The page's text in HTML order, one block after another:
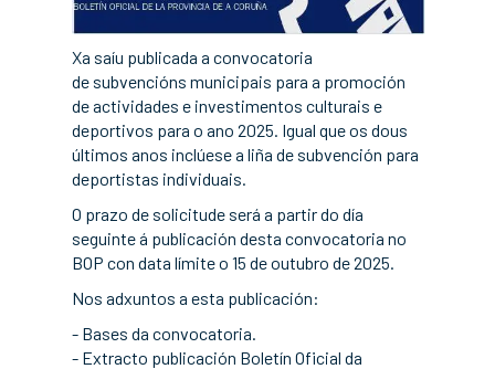
Xa saíu publicada a convocatoria
de subvencións municipais para a promoción
de actividades e investimentos culturais e
deportivos para o ano 2025. Igual que os dous
últimos anos inclúese a liña de subvención para
deportistas individuais.
O prazo de solicitude será a partir do día
seguinte á publicación desta convocatoria no
BOP con data límite o 15 de outubro de 2025.
Nos adxuntos a esta publicación:
- Bases da convocatoria.
- Extracto publicación Boletín Oficial da